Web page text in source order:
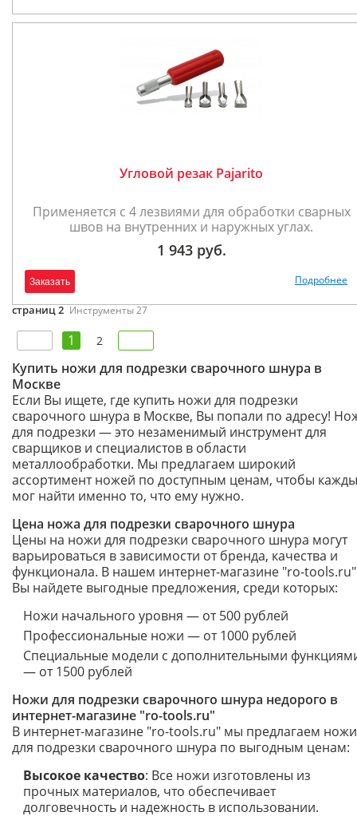
Угловой резак Pajarito
Применяется с 4 лезвиями для обработки сварных
швов на внутренних и наружных углах.
1 943 руб.
Заказать Подробнее
страниц 2 Инструменты 27
1 2
Купить ножи для подрезки сварочного шнура в
Москве
Если Вы ищете, где купить ножи для подрезки
сварочного шнура в Москве, Вы попали по адресу!
для подрезки — это незаменимый инструмент для
сварщиков и специалистов в области
металлообработки. Мы предлагаем широкий
ассортимент ножей по доступным ценам, чтобы
мог найти именно то, что ему нужно.
Цена ножа для подрезки сварочного шнура
Цены на ножи для подрезки сварочного шнура могут
варьироваться в зависимости от бренда, качества и
функционала. В нашем интернет-магазине "ro-tools.ru"
Вы найдете выгодные предложения, среди которых:
Ножи начального уровня — от 500 рублей
Профессиональные ножи — от 1000 рублей
Специальные модели с дополнительными
— от 1500 рублей
Ножи для подрезки сварочного шнура недорого в
интернет-магазине "ro-tools.ru"
В интернет-магазине "ro-tools.ru" мы предлагаем ножи
для подрезки сварочного шнура по выгодным ценам:
Высокое качество: Все ножи изготовлены из
прочных материалов, что обеспечивает
долговечность и надежность в использовании.